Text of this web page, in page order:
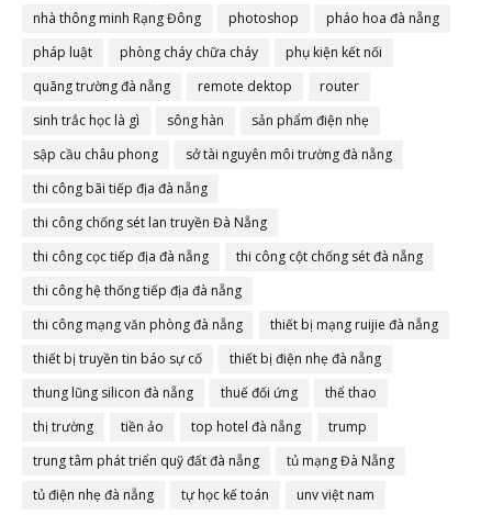
nhà thông minh Rạng Đông
photoshop
pháo hoa đà nẵng
pháp luật
phòng cháy chữa cháy
phụ kiện kết nối
quãng trường đà nẵng
remote dektop
router
sinh trắc học là gì
sông hàn
sản phẩm điện nhẹ
sập cầu châu phong
sở tài nguyên môi trường đà nẵng
thi công bãi tiếp địa đà nẵng
thi công chống sét lan truyền Đà Nẵng
thi công cọc tiếp địa đà nẵng
thi công cột chống sét đà nẵng
thi công hệ thống tiếp địa đà nẵng
thi công mạng văn phòng đà nẵng
thiết bị mạng ruijie đà nẵng
thiết bị truyền tin báo sự cố
thiết bị điện nhẹ đà nẵng
thung lũng silicon đà nẵng
thuế đối ứng
thể thao
thị trường
tiền ảo top hotel đà nẵng
trump
trung tâm phát triển quỹ đất đà nẵng
tủ mạng Đà Nẵng
tủ điện nhẹ đà nẵng
tự học kế toán
unv việt nam